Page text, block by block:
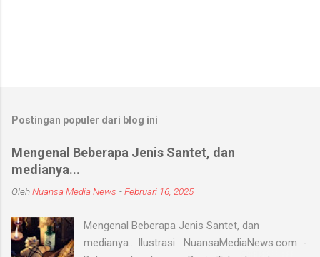
Postingan populer dari blog ini
Mengenal Beberapa Jenis Santet, dan
medianya...
OlehNuansa Media News -Februari 16, 2025
Mengenal Beberapa Jenis Santet, dan
medianya... Ilustrasi NuansaMediaNews.com -